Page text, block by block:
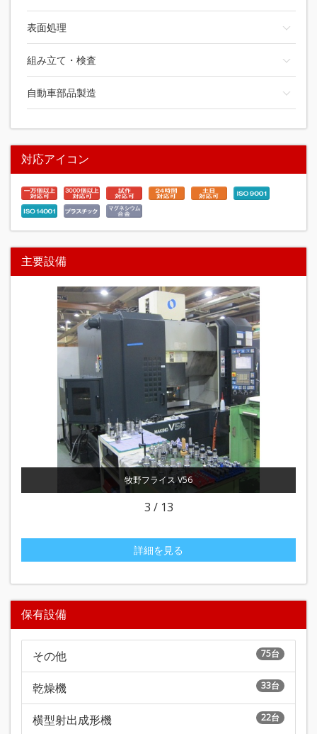
表面処理
組み立て・検査
自動車部品製造
対応アイコン
主要設備
牧野フライス V56
3 / 13
詳細を見る
保有設備
75台
その他
33台
乾燥機
22台
横型射出成形機